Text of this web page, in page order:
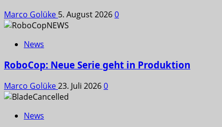
Marco Golüke 5. August 20260
News
RoboCop: Neue Serie geht in Produktion
Marco Golüke23. Juli 20260
News